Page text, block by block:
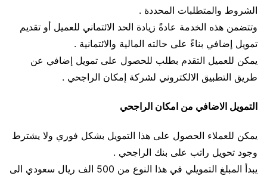
الشروط والمتطلبات المحددة .
وتتضمن هذه الخدمة عادةً زيادة الحد الائتماني للعميل أو تقديم
تمويل إضافي بناءً على حالته المالية والائتمانية .
يمكن للعميل التقدم بطلب للحصول على تمويل إضافي عن
طريق التطبيق الالكتروني لشركة إمكان الراجحي .
التمويل الاضافي من امكان الراجحي
يمكن للعملاء الحصول على هذا التمويل بشكل فوري ولا يشترط
وجود تحويل راتب على بنك الراجحي .
يبدأ المبلغ التمويلي في هذا النوع من 500 الف ريال سعودي الى